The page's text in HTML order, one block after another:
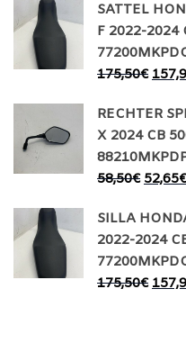
SATTEL
F 2022-2024
175,50€
RECHTER
X 2024 CB
58,50€ 52,65€
SILLA
2022-2024
175,50€